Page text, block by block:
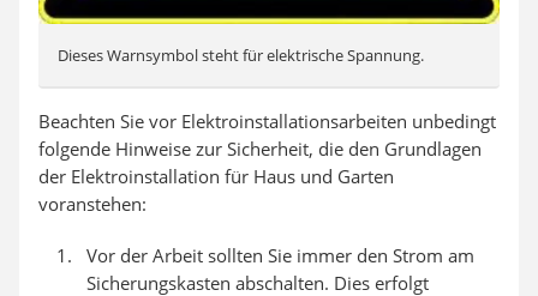
Dieses Warnsymbol steht für elektrische Spannung.
Beachten Sie vor Elektroinstallationsarbeiten unbedingt
folgende Hinweise zur Sicherheit, die den Grundlagen
der Elektroinstallation für Haus und Garten
voranstehen:
Vor der Arbeit sollten Sie immer den Strom am
Sicherungskasten abschalten. Dies erfolgt